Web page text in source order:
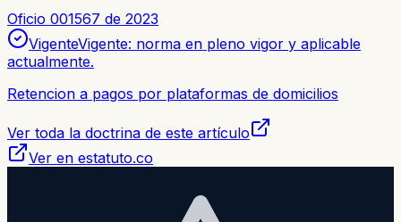
Oficio 001567 de 2023
VigenteVigente: norma en pleno vigor y aplicable
actualmente.
Retencion a pagos por plataformas de domicilios
Ver toda la doctrina de este artículo
Ver en estatuto.co